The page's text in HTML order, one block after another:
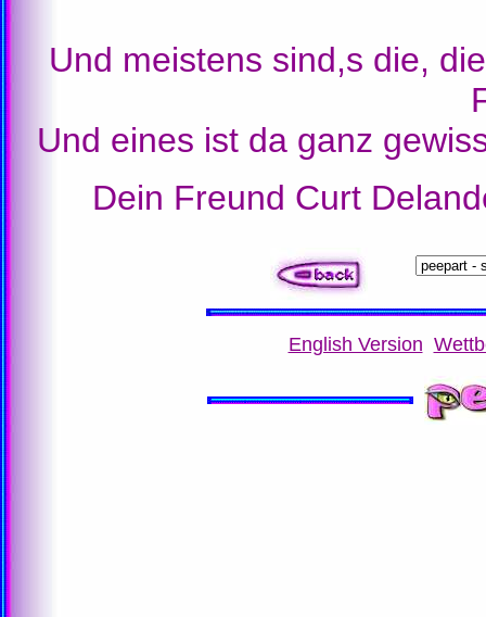
Und meistens sind,s die,
Und eines ist da ganz
Dein Freund Curt
English Version